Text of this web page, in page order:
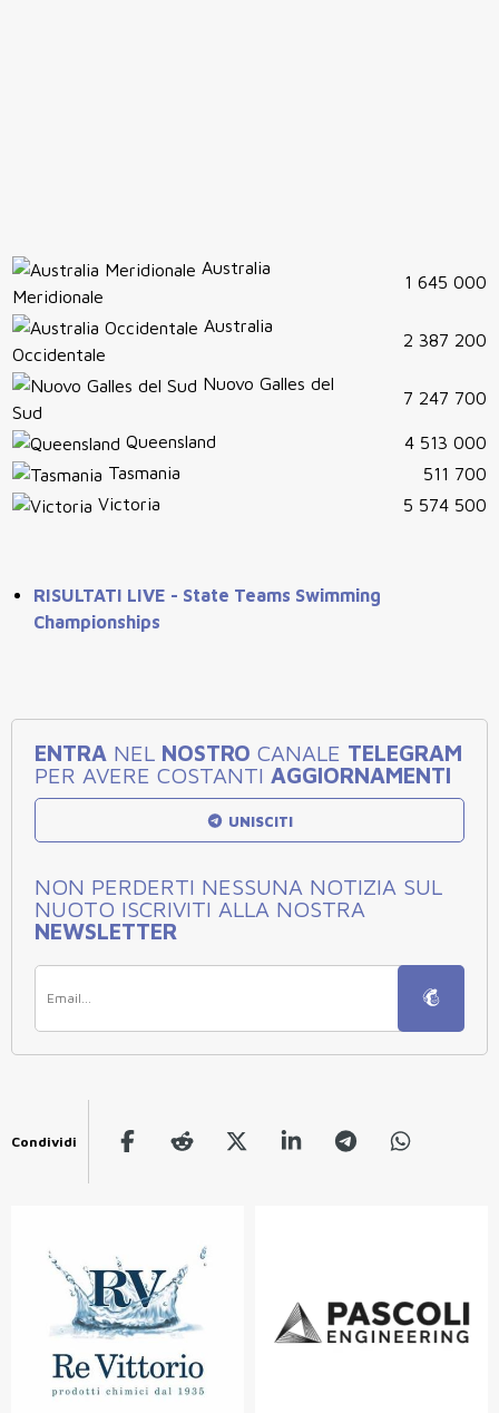
Australia
Meridionale
1 645 000
Australia
Occidentale
2 387 200
Nuovo Galles del
Sud
7 247 700
Queensland
4 513 000
Tasmania
511 700
Victoria
5 574 500
RISULTATI LIVE - State Teams Swimming
Championships
ENTRA NEL NOSTRO CANALE TELEGRAM
PER AVERE COSTANTI AGGIORNAMENTI
UNISCITI
NON PERDERTI NESSUNA NOTIZIA SUL
NUOTO ISCRIVITI ALLA NOSTRA
NEWSLETTER
Condividi